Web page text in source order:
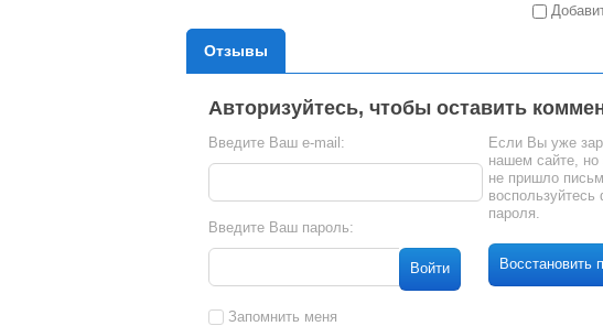
Отзывы
Авторизуйтесь, чтобы оставить
Введите Ваш e-mail:
Введите Ваш пароль:
Войти
Запомнить меня
Если Вы уже
нашем сайте,
не пришло
пароля.
Восстановить